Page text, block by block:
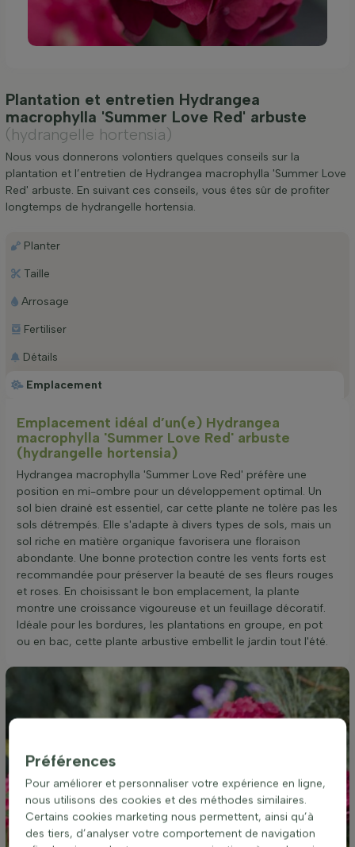
Plantation et entretien Hydrangea
macrophylla 'Summer Love Red' arbuste
(hydrangelle hortensia)
Nous vous donnerons volontiers quelques conseils sur la
plantation et l’entretien de Hydrangea macrophylla 'Summer Love
Red' arbuste. En suivant ces conseils, vous êtes sûr de profiter
longtemps de hydrangelle hortensia.
Emplacement
Planter
Taille
Arrosage
Fertiliser
Détails
Emplacement idéal d’un(e) Hydrangea
macrophylla 'Summer Love Red' arbuste
(hydrangelle hortensia)
Hydrangea macrophylla 'Summer Love Red' préfère une
position en mi-ombre pour un développement optimal. Un
sol bien drainé est essentiel, car cette plante ne tolère pas les
sols détrempés. Elle s'adapte à divers types de sols, mais un
sol riche en matière organique favorisera une floraison
abondante. Une bonne protection contre les vents forts est
recommandée pour préserver la beauté de ses fleurs rouges
et roses. En choisissant le bon emplacement, la plante
montre une croissance vigoureuse et un feuillage décoratif.
Idéale pour les bordures, les plantations en groupe, en pot
ou en bac, cette plante arbustive embellit le jardin tout l'été.
Préférences
Pour améliorer et personnaliser votre expérience en ligne,
nous utilisons des cookies et des méthodes similaires.
Certains cookies marketing nous permettent, ainsi qu’à
des tiers, d’analyser votre comportement de navigation